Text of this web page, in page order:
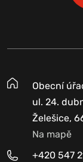
Obecní
ul. 24.
Želešice,
Na mapě
+420 547